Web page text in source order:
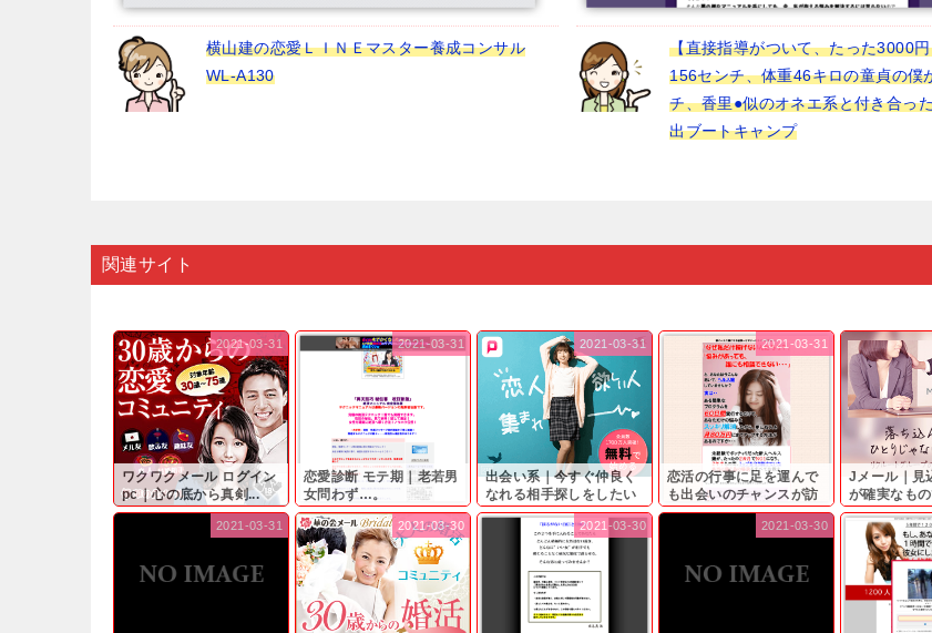
横山建の恋愛ＬＩＮＥマスター養成コンサル
WL-A130
【直接指導がついて、たった3000
156センチ、体重46キロの童貞の僕
チ、香里●似のオネエ系と付き合っ
出ブートキャンプ
関連サイト
ワクワクメール ログイン
pc｜心の底から真剣...
2021-03-31
恋愛診断 モテ期｜老若男
女問わず…。
2021-03-31
出会い系｜今すぐ仲良く
なれる相手探しをしたい
と...
2021-03-31
恋活の行事に足を運んで
も出会いのチャンスが訪
れ...
2021-03-31
Jメール｜見
が確実なも
も…...
2021-03-31 2021-03-30 2021-03-30 2021-03-30